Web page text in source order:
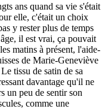
ans quand sa vie s'était
elle, c'était un choix
y rester plus de temps
il est vrai, ça pouvait
matins à présent, l'aide-
de Marie-Geneviève
tissu de satin de sa
davantage qu'il ne
un peu de sentir son
comme une